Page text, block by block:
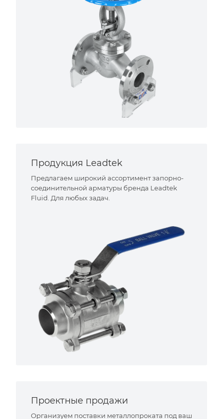
Продукция Leadtek
Предлагаем широкий ассортимент запорно-
соединительной арматуры бренда Leadtek
Fluid. Для любых задач.
Проектные продажи
Организуем поставки металлопроката под ваш